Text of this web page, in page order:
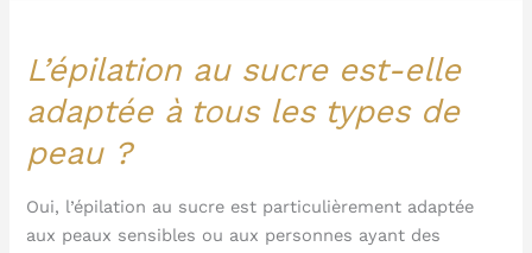
L’épilation au sucre est-elle
adaptée à tous les types de
peau ?
Oui, l’épilation au sucre est particulièrement adaptée
aux peaux sensibles ou aux personnes ayant des
L’épilation
sucre
est-
elle
adaptée
à